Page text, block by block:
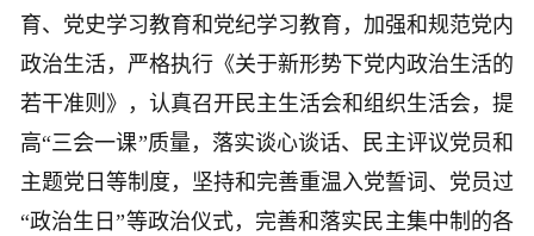
育、党史学习教育和党纪学习教育，加强和规范党内
政治生活，严格执行《关于新形势下党内政治生活的
若干准则》，认真召开民主生活会和组织生活会，提
高“三会一课”质量，落实谈心谈话、民主评议党员和
主题党日等制度，坚持和完善重温入党誓词、党员过
“政治生日”等政治仪式，完善和落实民主集中制的各